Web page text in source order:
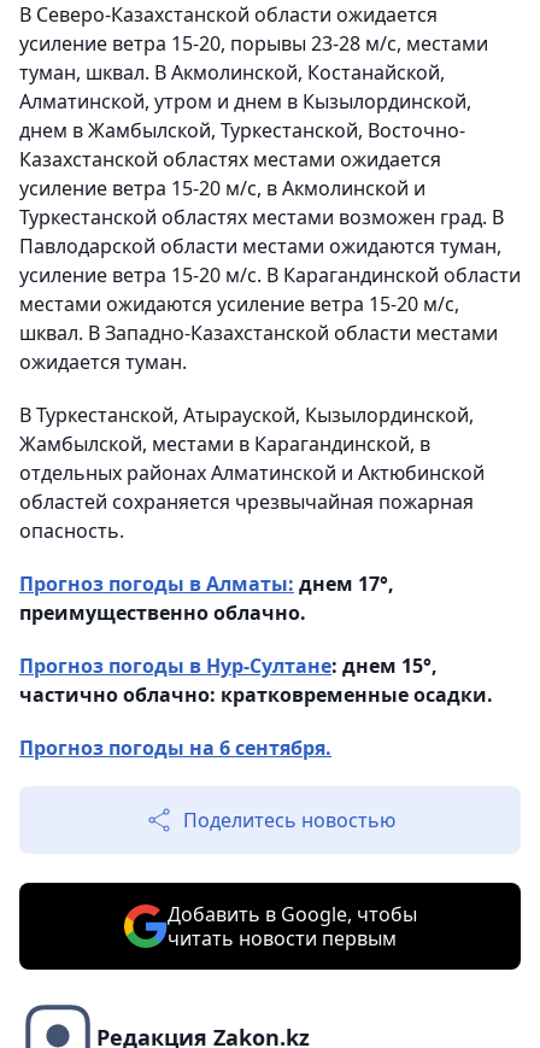
В Северо-Казахстанской области ожидается
усиление ветра 15-20, порывы 23-28 м/с, местами
туман, шквал. В Акмолинской, Костанайской,
Алматинской, утром и днем в Кызылординской,
днем в Жамбылской, Туркестанской, Восточно-
Казахстанской областях местами ожидается
усиление ветра 15-20 м/с, в Акмолинской и
Туркестанской областях местами возможен град. В
Павлодарской области местами ожидаются туман,
усиление ветра 15-20 м/с. В Карагандинской области
местами ожидаются усиление ветра 15-20 м/с,
шквал. В Западно-Казахстанской области местами
ожидается туман.
В Туркестанской, Атырауской, Кызылординской,
Жамбылской, местами в Карагандинской, в
отдельных районах Алматинской и Актюбинской
областей сохраняется чрезвычайная пожарная
опасность.
Прогноз погоды в Алматы: днем 17°,
преимущественно облачно.
Прогноз погоды в Нур-Султане: днем 15°,
частично облачно: кратковременные осадки.
Прогноз погоды на 6 сентября.
Поделитесь новостью
Добавить в Google, чтобы
читать новости первым
Редакция Zakon.kz